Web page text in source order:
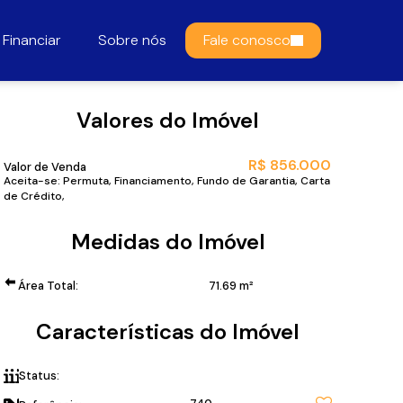
Fale conosco
Sobre nós
Financiar
Valores do Imóvel
R$ 856.000
Valor de Venda
Aceita-se: Permuta, Financiamento, Fundo de Garantia, Carta
de Crédito,
Medidas do Imóvel
Área Total: 71.69 m²
Características do Imóvel
Status: